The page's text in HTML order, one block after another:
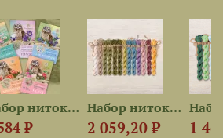
Набор ниток сюрприз...
₽
Набор ниток OwlForest для...
2 059,20 ₽ 1